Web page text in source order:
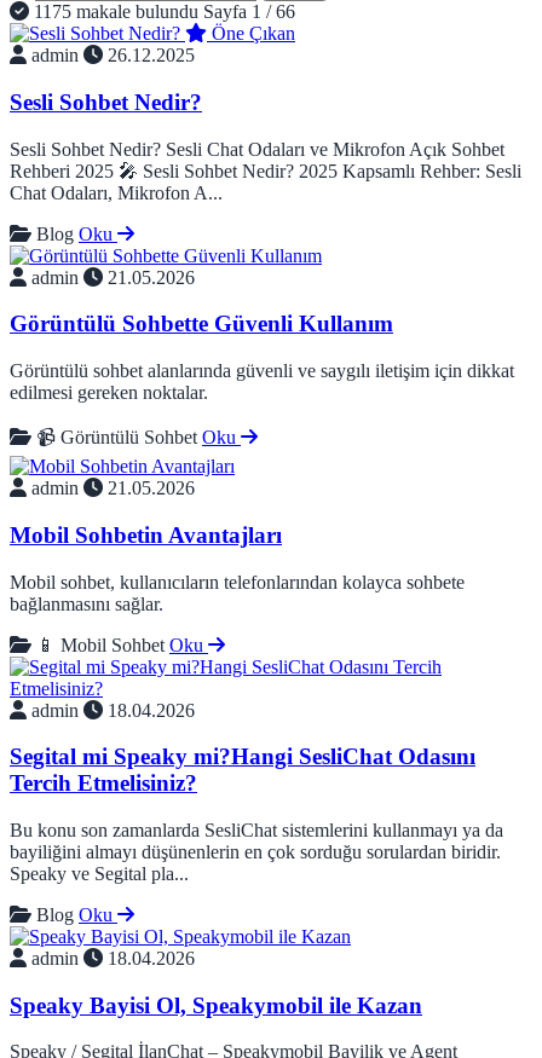
1175 makale bulundu Sayfa 1 / 66
Öne Çıkan
admin
26.12.2025
Sesli Sohbet Nedir?
Sesli Sohbet Nedir? Sesli Chat Odaları ve Mikrofon Açık Sohbet
Rehberi 2025 🎤 Sesli Sohbet Nedir? 2025 Kapsamlı Rehber: Sesli
Chat Odaları, Mikrofon A...
Blog Oku
admin 21.05.2026
Görüntülü Sohbette Güvenli Kullanım
Görüntülü sohbet alanlarında güvenli ve saygılı iletişim için dikkat
edilmesi gereken noktalar.
📹 Görüntülü Sohbet Oku
admin 21.05.2026
Mobil Sohbetin Avantajları
Mobil sohbet, kullanıcıların telefonlarından kolayca sohbete
bağlanmasını sağlar.
📱 Mobil Sohbet Oku
admin 18.04.2026
Segital mi Speaky mi?Hangi SesliChat Odasını
Tercih Etmelisiniz?
Bu konu son zamanlarda SesliChat sistemlerini kullanmayı ya da
bayiliğini almayı düşünenlerin en çok sorduğu sorulardan biridir.
Speaky ve Segital pla...
Blog Oku
admin 18.04.2026
Speaky Bayisi Ol, Speakymobil ile Kazan
Speaky / Segital İlanChat – Speakymobil Bayilik ve Agent